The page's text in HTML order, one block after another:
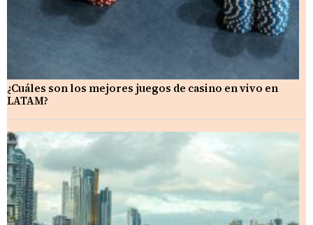
¿Cuáles son los mejores juegos de casino en vivo en
LATAM?